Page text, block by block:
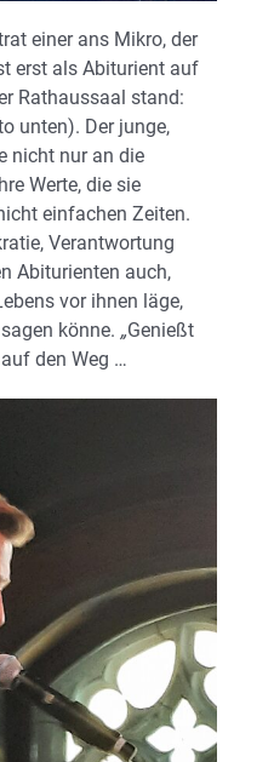
einer ans Mikro, der
erst als Abiturient auf
Rathaussaal stand:
unten). Der junge,
nicht nur an die
Werte, die sie
einfachen Zeiten.
Verantwortung
Abiturienten auch,
vor ihnen läge,
könne. „Genießt
den Weg …